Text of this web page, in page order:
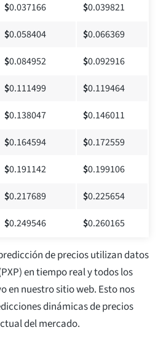
$0.037166 $0.039821
$0.058404 $0.066369
$0.084952 $0.092916
$0.111499 $0.119464
$0.138047 $0.146011
$0.164594 $0.172559
$0.191142 $0.199106
$0.217689 $0.225654
$0.249546 $0.260165
de precios utilizan datos
en tiempo real y todos los
en nuestro sitio web. Esto nos
dinámicas de precios
del mercado.